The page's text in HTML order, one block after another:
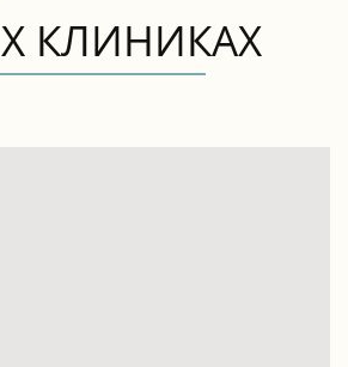
КЛИНИКАХ